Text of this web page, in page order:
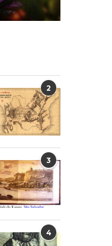
2
3
4